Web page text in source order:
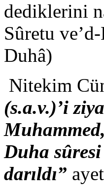
dediklerini
Sûretu
Duhâ)
Nitekim
(s.a.v.)’i
Duha
darıldı”